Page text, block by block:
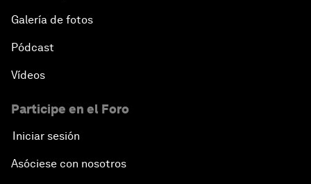
Galería de fotos
Pódcast
Vídeos
Participe en el Foro
Iniciar sesión
Asóciese con nosotros